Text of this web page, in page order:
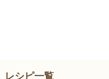
レシピ一覧